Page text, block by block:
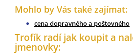
Mohlo by Vás také zajímat:
cena dopravného a poštovného
Trofík radí jak koupit a
jmenovky: